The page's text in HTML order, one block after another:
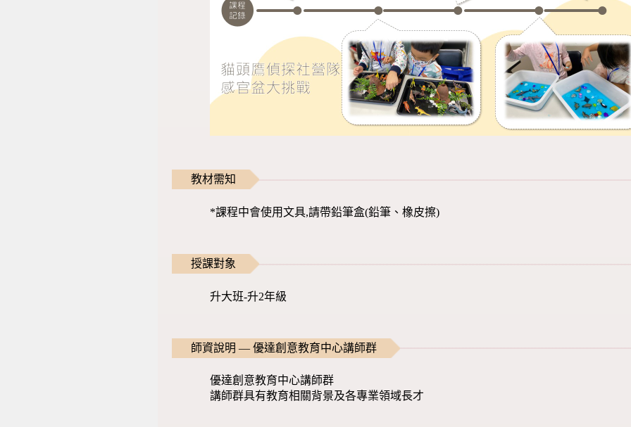
教材需知
*課程中會使用文具,請帶鉛筆盒(鉛筆、橡皮擦)
授課對象
升大班-升2年級
師資說明 — 優達創意教育中心講師群
優達創意教育中心講師群
講師群具有教育相關背景及各專業領域長才